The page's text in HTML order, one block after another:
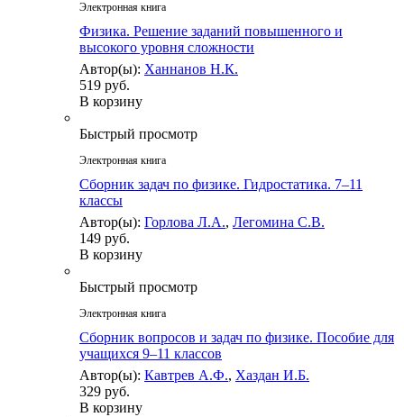
Электронная книга
Физика. Решение заданий повышенного и
высокого уровня сложности
Автор(ы): Ханнанов Н.К.
519 руб.
В корзину
Быстрый просмотр
Электронная книга
Сборник задач по физике. Гидростатика. 7–11
классы
Автор(ы): Горлова Л.А., Легомина С.В.
149 руб.
В корзину
Быстрый просмотр
Электронная книга
Сборник вопросов и задач по физике. Пособие для
учащихся 9–11 классов
Автор(ы): Кавтрев А.Ф., Хаздан И.Б.
329 руб.
В корзину